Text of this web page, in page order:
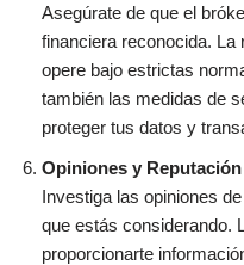
Asegúrate de que el
financiera reconocida. La
opere bajo estrictas
también las medidas de
proteger tus datos y
Opiniones y Reputación
Investiga las opiniones
que estás considerando.
proporcionarte